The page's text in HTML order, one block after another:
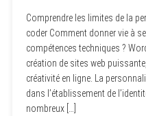
Comprendre les limites de la
coder Comment donner vie à
compétences techniques ?
création de sites web
créativité en ligne. La
dans l’établissement de
nombreux […]